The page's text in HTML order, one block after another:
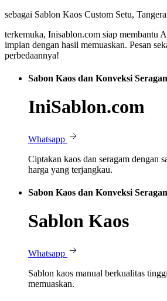
sebagai Sablon Kaos Custom Setu,
terkemuka, Inisablon.com siap membantu
impian dengan hasil memuaskan. Pesan
perbedaannya!
Sabon Kaos dan Konveksi
IniSablon.com
Whatsapp
Ciptakan kaos dan seragam dengan
harga yang terjangkau.
Sabon Kaos dan Konveksi
Sablon Kaos
Whatsapp
Sablon kaos manual berkualitas
memuaskan.